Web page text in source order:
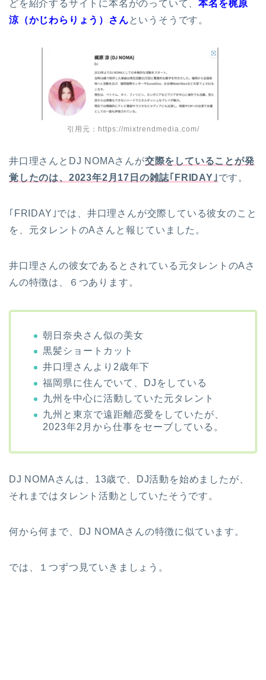
どを紹介するサイトに本名がのっていて、本名を梶原
涼（かじわらりょう）さんというそうです。
引用元：https://mixtrendmedia.com/
井口理さんとDJ NOMAさんが交際をしていることが発
覚したのは、2023年2月17日の雑誌｢FRIDAY｣ です。
｢FRIDAY｣では、井口理さんが交際している彼女のこと
を、元タレントのAさんと報じていました。
井口理さんの彼女であるとされている元タレントのAさ
んの特徴は、６つあります。
朝日奈央さん似の美女
黒髪ショートカット
井口理さんより2歳年下
福岡県に住んでいて、DJをしている
九州を中心に活動していた元タレント
九州と東京で遠距離恋愛をしていたが、
2023年2月から仕事をセーブしている。
DJ NOMAさんは、13歳で、DJ活動を始めましたが、
それまではタレント活動としていたそうです。
何から何まで、DJ NOMAさんの特徴に似ています。
では、１つずつ見ていきましょう。